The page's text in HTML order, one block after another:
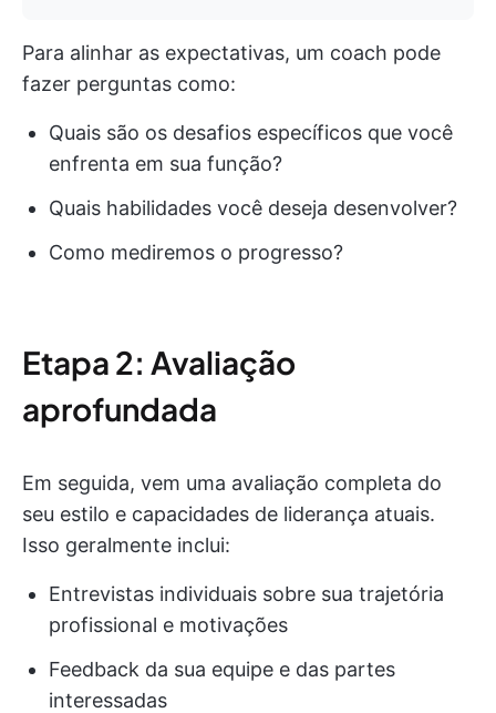
Para alinhar as expectativas, um coach pode
fazer perguntas como:
Quais são os desafios específicos que você
enfrenta em sua função?
Quais habilidades você deseja desenvolver?
Como mediremos o progresso?
Etapa 2: Avaliação
aprofundada
Em seguida, vem uma avaliação completa do
seu estilo e capacidades de liderança atuais.
Isso geralmente inclui:
Entrevistas individuais sobre sua trajetória
profissional e motivações
Feedback da sua equipe e das partes
interessadas